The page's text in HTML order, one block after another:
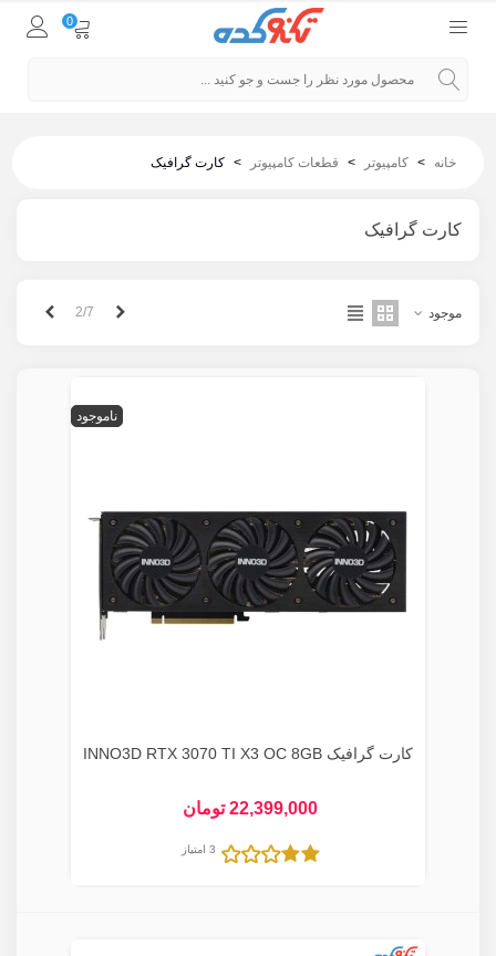
0
خانه > کامپیوتر > قطعات کامپیوتر > کارت گرافیک
کارت گرافیک
موجود قبلی2/7
ناموجود
کارت گرافیک INNO3D RTX 3070 TI X3 OC 8GB
22,399,000 تومان
3 امتیاز